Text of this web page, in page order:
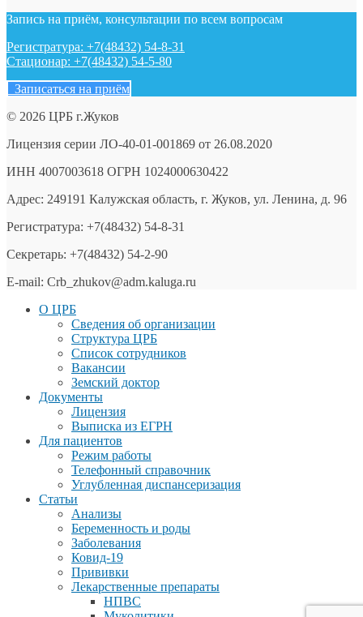
Запись на приём, консультации по всем вопросам
Регистратура: +7(48432) 54-8-31
Стационар: +7(48432) 54-5-80
Записаться на приём
© 2026 ЦРБ г.Жуков
Лицензия серии ЛО-40-01-001869 от 26.08.2020
ИНН 4007003618 ОГРН 1024000630422
Адрес: 249191 Калужская область, г. Жуков, ул. Ленина, д. 96
Регистратура: +7(48432) 54-8-31
Секретарь: +7(48432) 54-2-90
E-mail: Crb_zhukov@adm.kaluga.ru
О ЦРБ
Сведения об организации
Структура ЦРБ
Список сотрудников
Вакансии
Земский доктор
Документы
Лицензия
Выписка из ЕГРН
Для пациентов
Режим работы
Телефонный справочник
Углубленная диспансеризация
Статьи
Анализы
Беременность и роды
Заболевания
Ковид-19
Прививки
Лекарственные препараты
НПВС